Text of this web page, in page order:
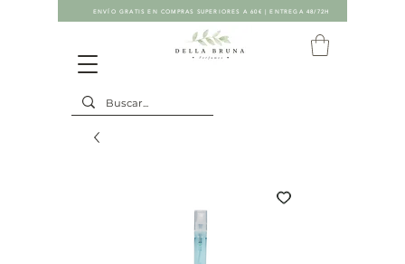
ENVÍO GRATIS EN COMPRAS SUPERIORES A 60€ | ENTREGA 48/72H